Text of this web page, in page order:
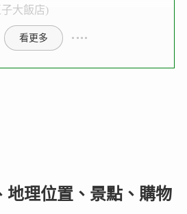
大飯店)
看更多
地理位置、景點、購物